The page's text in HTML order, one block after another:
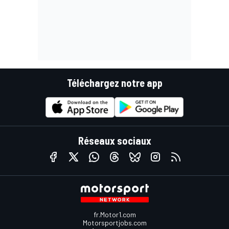
Téléchargez notre app
Réseaux sociaux
fr.Motor1.com
Motorsportjobs.com